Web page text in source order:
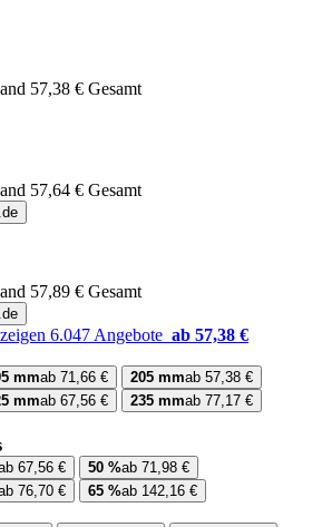
57,38 € Gesamt
57,64 € Gesamt
57,89 € Gesamt
6.047 Angebote ab 57,38 €
mmab 71,66 € 205 mmab 57,38 €
mmab 67,56 € 235 mmab 77,17 €
67,56 € 50 %ab 71,98 €
76,70 € 65 %ab 142,16 €